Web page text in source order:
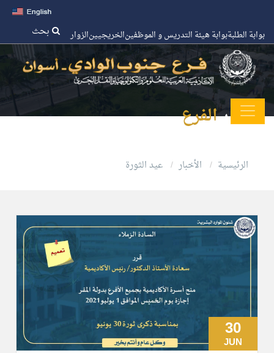
بوابة الطلبةبوابة هيئة التدريس و الموظفينالخريجيينالزوار بحث
اخبارالفرع
الرئيسية الأخبار عيد الثورة
30
JUN